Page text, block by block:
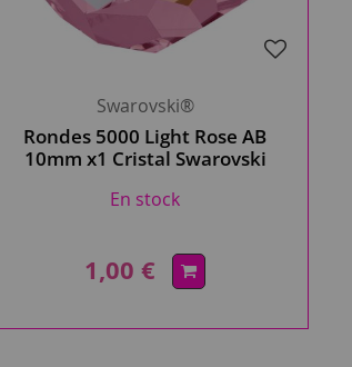
Swarovski®
Rondes 5000 Light Rose AB
10mm x1 Cristal Swarovski
En stock
1,00 €